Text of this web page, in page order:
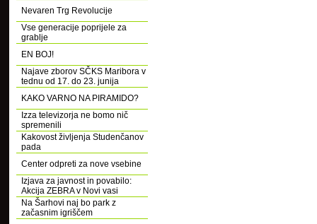
Nevaren Trg Revolucije
Vse generacije poprijele za
grablje
EN BOJ!
Najave zborov SČKS Maribora v
tednu od 17. do 23. junija
KAKO VARNO NA PIRAMIDO?
Izza televizorja ne bomo nič
spremenili
Kakovost življenja Studenčanov
pada
Center odpreti za nove vsebine
Izjava za javnost in povabilo:
Akcija ZEBRA v Novi vasi
Na Šarhovi naj bo park z
začasnim igriščem